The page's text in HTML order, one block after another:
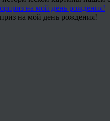
на мой день рождения!